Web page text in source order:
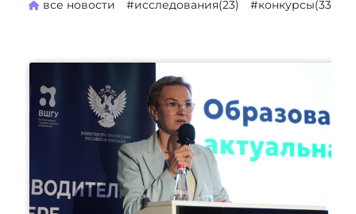
все новости #исследования(23) #конкурсы(330)